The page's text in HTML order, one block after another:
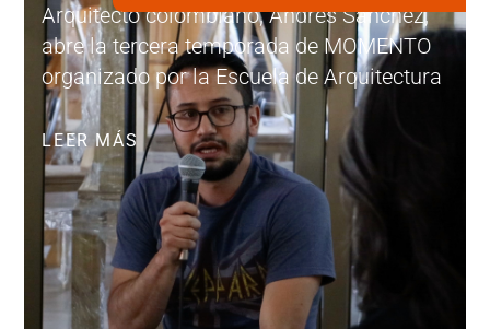
Arquitecto colombiano, Andrés Sánchez,
abre la tercera temporada de MOMENTO
organizado por la Escuela de Arquitectura
LEER MÁS